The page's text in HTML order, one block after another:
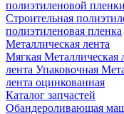
полиэтиленовой пленки
Строительная
полиэтиленовая пленка
Металлическая лента
Мягкая Металлическая
лента Упаковочная
лента оцинкованная
Каталог запчастей
Обандероливающая